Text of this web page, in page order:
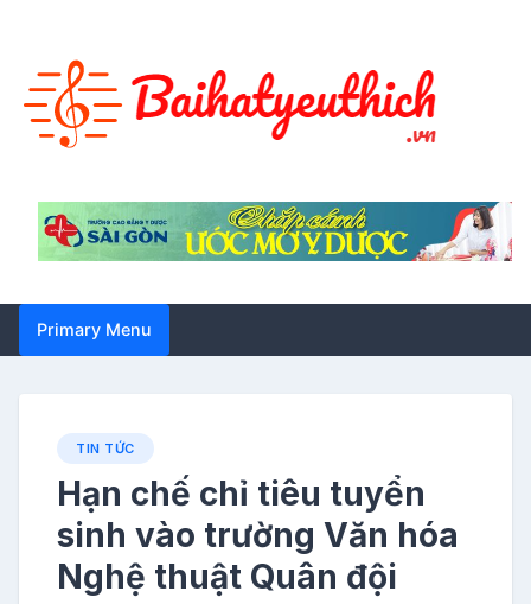
content
Primary Menu
TIN TỨC
Hạn chế chỉ tiêu tuyển
sinh vào trường Văn hóa
Nghệ thuật Quân đội